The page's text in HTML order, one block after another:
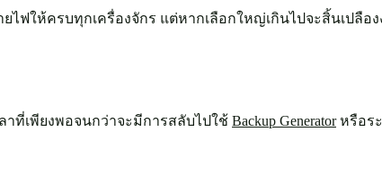
ไฟให้ครบทุกเครื่องจักร แต่หากเลือกใหญ่เกินไปจะสิ้นเปลือ
าที่เพียงพอจนกว่าจะมีการสลับไปใช้ Backup Generatorหรือร